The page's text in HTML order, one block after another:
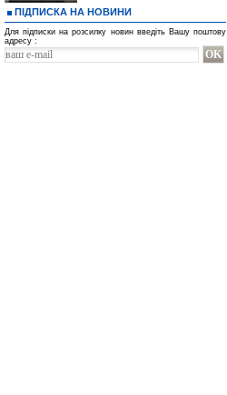
ПІДПИСКА НА НОВИНИ
Для підписки на розсилку новин введіть Вашу поштову
адресу :